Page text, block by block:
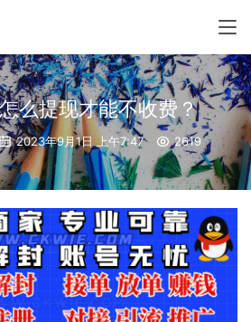
么提现才能不收费？
2023年9月1日 上午7:47 2619